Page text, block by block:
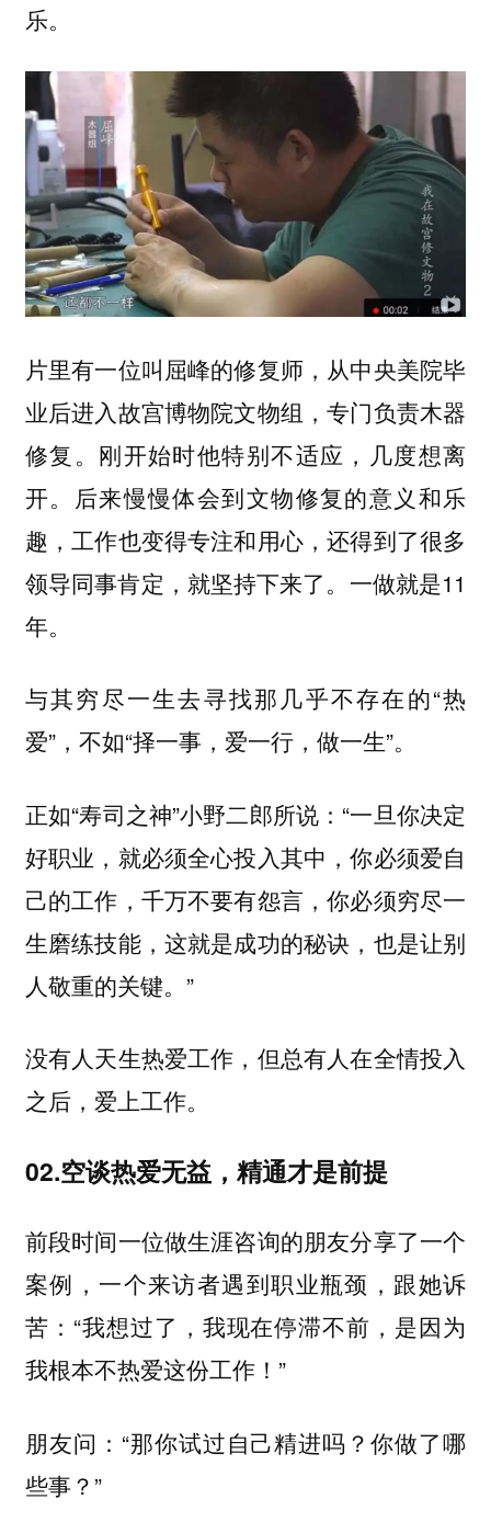
乐。
片里有一位叫屈峰的修复师，从中央美院毕
业后进入故宫博物院文物组，专门负责木器
修复。刚开始时他特别不适应，几度想离
开。后来慢慢体会到文物修复的意义和乐
趣，工作也变得专注和用心，还得到了很多
领导同事肯定，就坚持下来了。一做就是11
年。
与其穷尽一生去寻找那几乎不存在的“热
爱”，不如“择一事，爱一行，做一生”。
正如“寿司之神”小野二郎所说：“一旦你决定
好职业，就必须全心投入其中，你必须爱自
己的工作，千万不要有怨言，你必须穷尽一
生磨练技能，这就是成功的秘诀，也是让别
人敬重的关键。”
没有人天生热爱工作，但总有人在全情投入
之后，爱上工作。
02.空谈热爱无益， 精通才是前提
前段时间一位做生涯咨询的朋友分享了一个
案例，一个来访者遇到职业瓶颈，跟她诉
苦：“我想过了，我现在停滞不前，是因为
我根本不热爱这份工作！”
朋友问：“那你试过自己精进吗？你做了哪
些事？”